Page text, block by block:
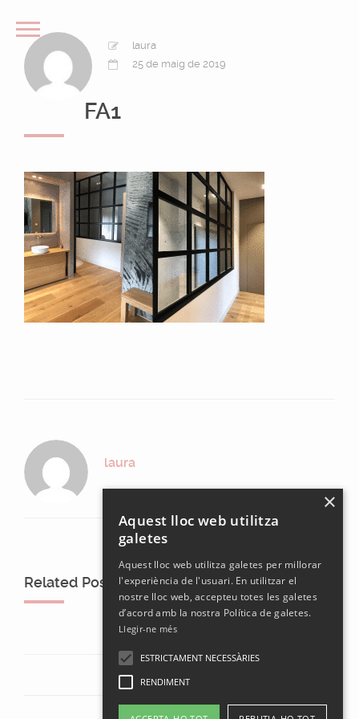
laura
25 de maig de 2019
FA1
laura
Related Posts
×
Aquest lloc web utilitza
galetes
Aquest lloc web utilitza galetes per millorar
l'experiència de l'usuari. En utilitzar el
nostre lloc web, accepteu totes les galetes
d’acord amb la nostra Política de galetes.
Llegir-ne més
ESTRICTAMENT NECESSÀRIES
RENDIMENT